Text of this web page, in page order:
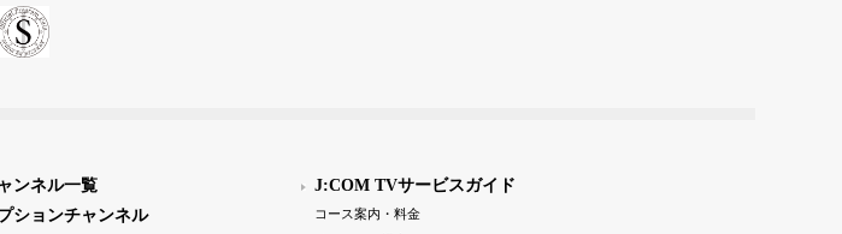
ンネル一覧
ションチャンネル
J:COM TVサービスガイド
コース案内・料金